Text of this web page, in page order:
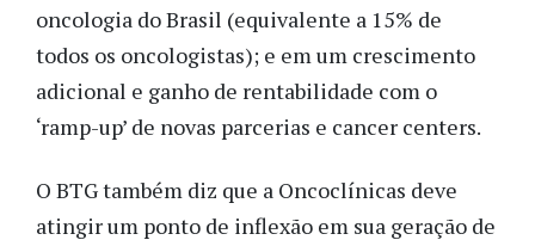
oncologia do Brasil (equivalente a 15% de
todos os oncologistas); e em um crescimento
adicional e ganho de rentabilidade com o
‘ramp-up’ de novas parcerias e cancer centers.
O BTG também diz que a Oncoclínicas deve
atingir um ponto de inflexão em sua geração de